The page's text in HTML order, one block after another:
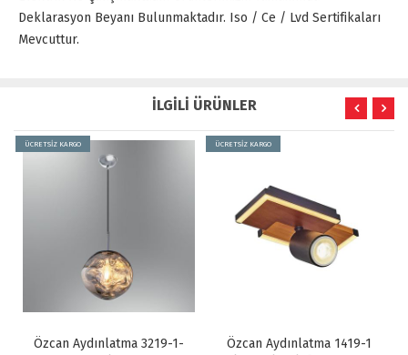
Deklarasyon Beyanı Bulunmaktadır. Iso / Ce / Lvd Sertifikaları
Mevcuttur.
İLGİLİ ÜRÜNLER
Aydınlatma 3219-1-
Özcan Aydınlatma 1419-1
Özcan